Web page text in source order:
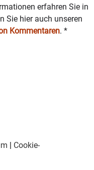
erfahren Sie in
Sie hier auch unseren
Kommentaren. *
| Cookie-